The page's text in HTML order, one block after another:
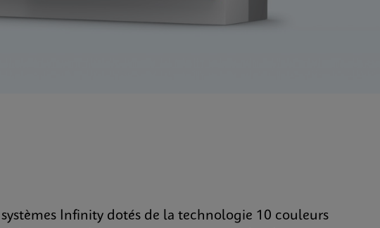
systèmes Infinity dotés de la technologie 10 couleurs